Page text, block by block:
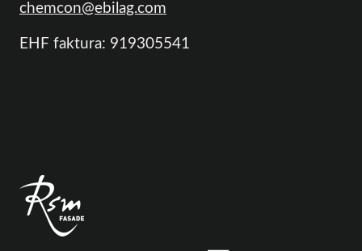
chemcon@ebilag.com
EHF faktura: 919305541